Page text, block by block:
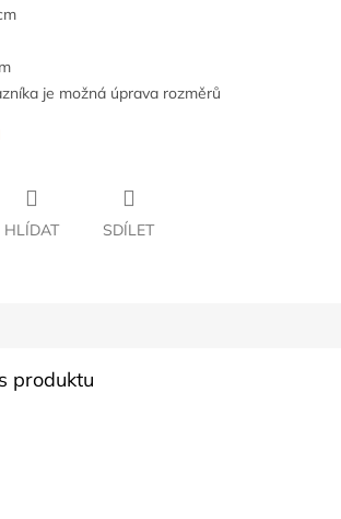
je možná úprava rozměrů
HLÍDAT SDÍLET
produktu